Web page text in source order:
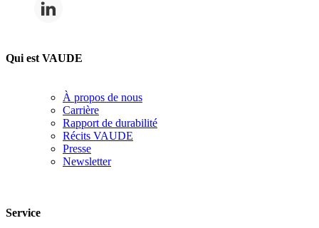
Qui est VAUDE
À propos de nous
Carrière
Rapport de durabilité
Récits VAUDE
Presse
Newsletter
Service